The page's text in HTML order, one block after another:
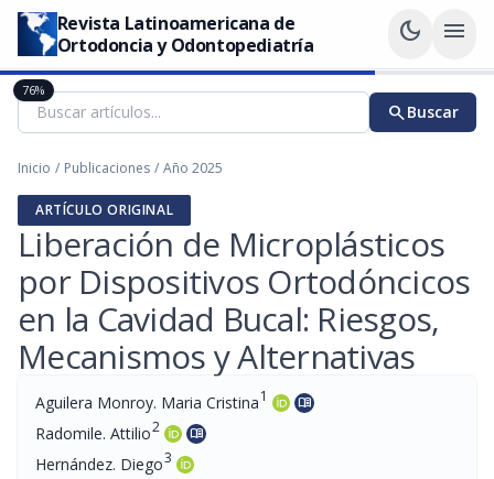
Revista Latinoamericana de
Ortodoncia y Odontopediatría
dark_mode menu
searchBuscar
Inicio / Publicaciones / Año 2025
ARTÍCULO ORIGINAL
Liberación de Microplásticos
por Dispositivos Ortodóncicos
en la Cavidad Bucal: Riesgos,
Mecanismos y Alternativas
Aguilera Monroy. Maria Cristina1 menu_book
Radomile. Attilio2 menu_book
Hernández. Diego3
76%